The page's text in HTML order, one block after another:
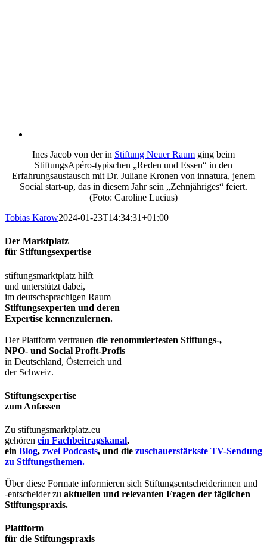
Ines Jacob von der in Stiftung Neuer Raum ging beim
StiftungsApéro-typischen „Reden und Essen“ in den
Erfahrungsaustausch mit Dr. Juliane Kronen von innatura, jenem
Social start-up, das in diesem Jahr sein „Zehnjähriges“ feiert.
(Foto: Caroline Lucius)
Tobias Karow2024-01-23T14:34:31+01:00
Der Marktplatz
für Stiftungsexpertise
stiftungsmarktplatz hilft
und unterstützt dabei,
im deutschsprachigen Raum
Stiftungsexperten und deren
Expertise kennenzulernen.
Der Plattform vertrauen die renommiertesten Stiftungs-,
NPO- und Social Profit-Profis
in Deutschland, Österreich und
der Schweiz.
Stiftungsexpertise
zum Anfassen
Zu stiftungsmarktplatz.eu
gehören ein Fachbeitragskanal,
ein Blog, zwei Podcasts, und die zuschauerstärkste TV-Sendung
zu Stiftungsthemen.
Über diese Formate informieren sich Stiftungsentscheiderinnen und
-entscheider zu aktuellen und relevanten Fragen der täglichen
Stiftungspraxis.
Plattform
für die Stiftungspraxis